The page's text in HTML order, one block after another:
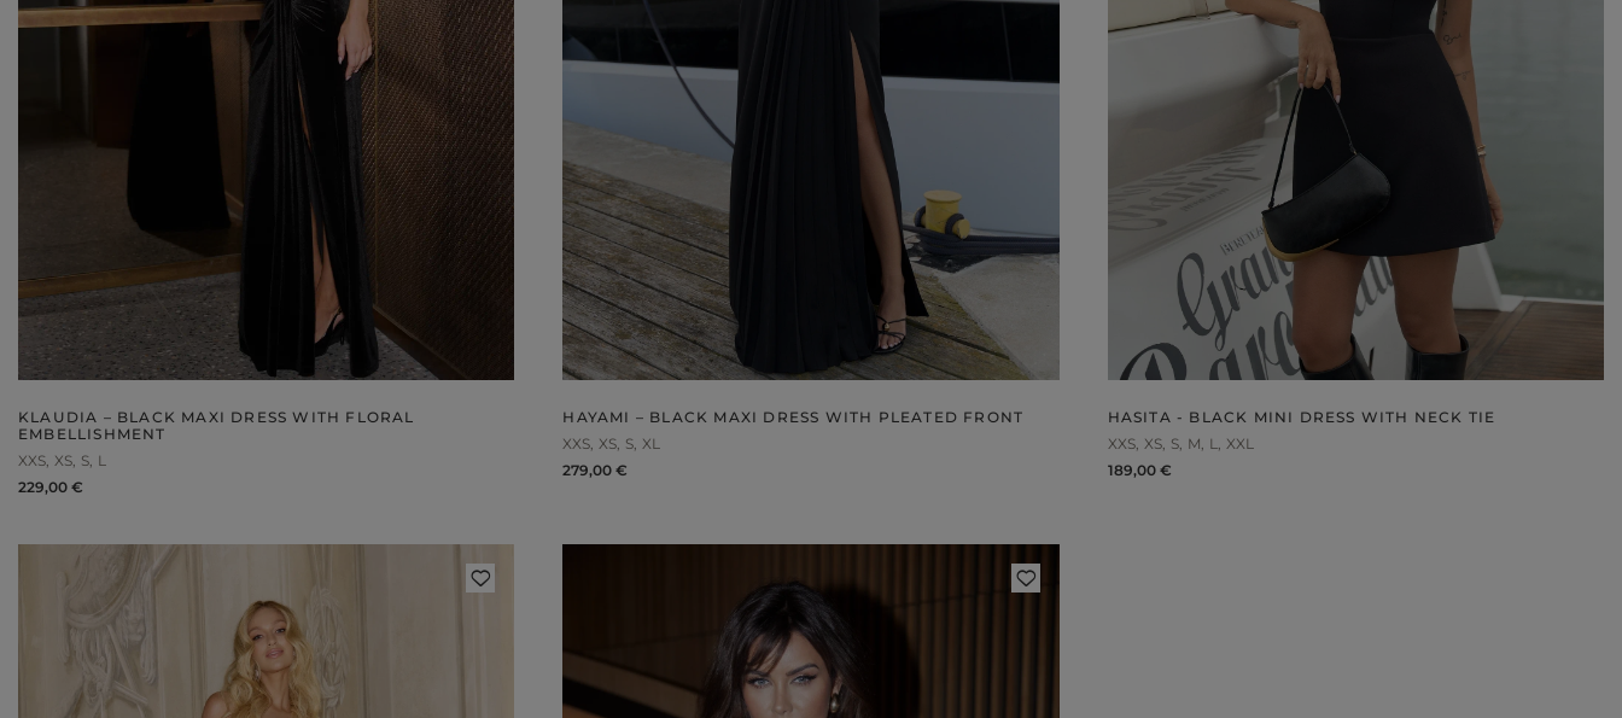
KLAUDIA – BLACK MAXI DRESS WITH FLORAL
EMBELLISHMENT
XXS XS S L
229,00 €
HAYAMI – BLACK MAXI DRESS WITH PLEATED FRONT
XXS XS S XL
279,00 €
HASITA - BLACK MINI DRESS WITH NECK TIE
XXS XS S M L XXL
189,00 €